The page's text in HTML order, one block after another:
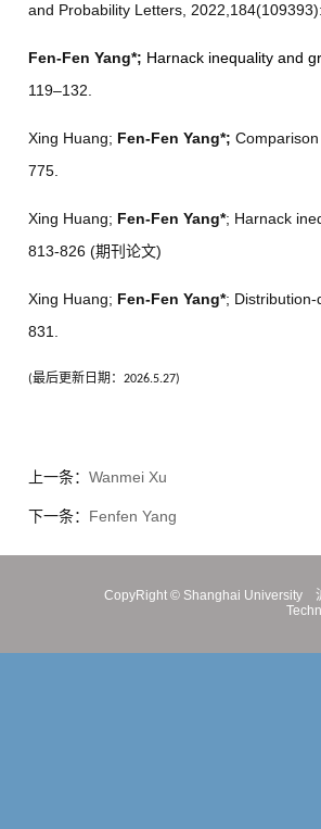
and Probability Letters,
Fen-Fen Yang*; Harnack inequality and
119–132.
Xing Huang; Fen-Fen Yang*;
775.
Xing Huang; Fen-Fen Yang*; Harnack
813-826 (期刊论文)
Xing Huang; Fen-Fen Yang*;
831.
(最后更新日期：2026.5.27)
上一条： Wanmei Xu
下一条： Fenfen Yang
CopyRight © Shanghai University